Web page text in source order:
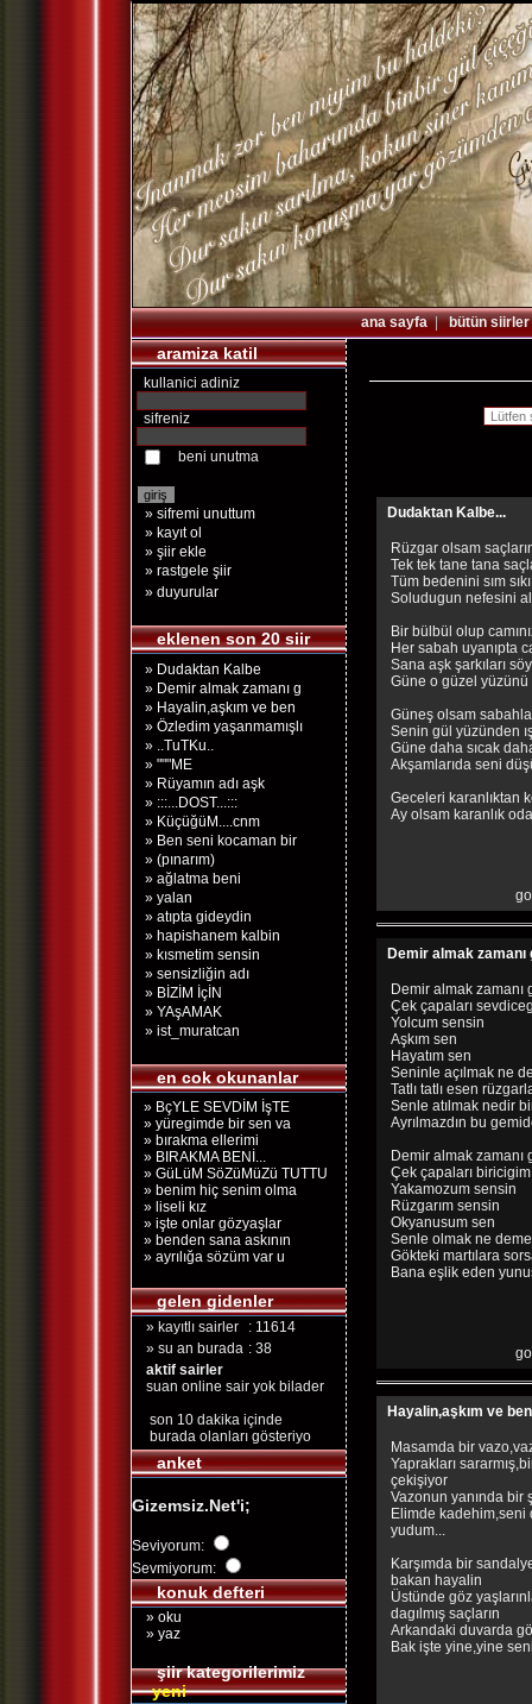
ana sayfa|bütün siirler
aramiza katil
kullanici adiniz
sifreniz
beni unutma
» sifremi unuttum
» kayıt ol
» şiir ekle
» rastgele şiir
» duyurular
eklenen son 20 siir
» Dudaktan Kalbe
» Demir almak zamanı g
» Hayalin,aşkım ve ben
» Özledim yaşanmamışlı
» ..TuTKu..
» """ME
» Rüyamın adı aşk
» :::...DOST...:::
» KüçüğüM....cnm
» Ben seni kocaman bir
» (pınarım)
» ağlatma beni
» yalan
» atıpta gideydin
» hapishanem kalbin
» kısmetim sensin
» sensizliğin adı
» BİZİM İçİN
» YAşAMAK
» ist_muratcan
en cok okunanlar
» BçYLE SEVDİM İşTE
» yüregimde bir sen va
» bırakma ellerimi
» BIRAKMA BENİ...
» GüLüM SöZüMüZü TUTTU
» benim hiç senim olma
» liseli kız
» işte onlar gözyaşlar
» benden sana askının
» ayrılığa sözüm var u
gelen gidenler
» kayıtlı sairler
: 11614
» su an burada : 38
aktif sairler
suan online sair yok bilader
son 10 dakika içinde
burada olanları gösteriyo
anket
Gizemsiz.Net'i;
Seviyorum:
Sevmiyorum:
konuk defteri
» oku
» yaz
şiir kategorilerimiz
yeni
Dudaktan Kalbe...
Rüzgar olsam
Tek tek tane tana
Tüm bedenini sım
Soludugun nefesini
Bir bülbül olup
Her sabah uyanıpta
Sana aşk şarkıları
Güne o güzel yüzünü
Güneş olsam
Senin gül yüzünden
Güne daha sıcak
Akşamlarıda seni
Geceleri karanlıktan
Ay olsam karanlık
Demir almak zamanı
Demir almak
Çek çapaları
Yolcum sensin
Aşkım sen
Hayatım sen
Seninle açılmak ne
Tatlı tatlı esen
Senle atılmak nedir
Ayrılmazdın bu
Demir almak
Çek çapaları biricigim
Yakamozum sensin
Rüzgarım sensin
Okyanusum sen
Senle olmak ne
Gökteki martılara
Bana eşlik eden
Hayalin,aşkım ve
Masamda bir
Yaprakları
çekişiyor
Vazonun yanında bir
Elimde kadehim,seni
yudum...
Karşımda bir
bakan hayalin
Üstünde göz
dagılmış saçların
Arkandaki duvarda
Bak işte yine,yine